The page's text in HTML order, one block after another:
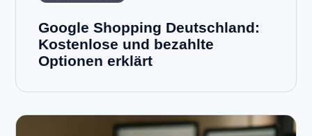
Google Shopping Deutschland:
Kostenlose und bezahlte
Optionen erklärt